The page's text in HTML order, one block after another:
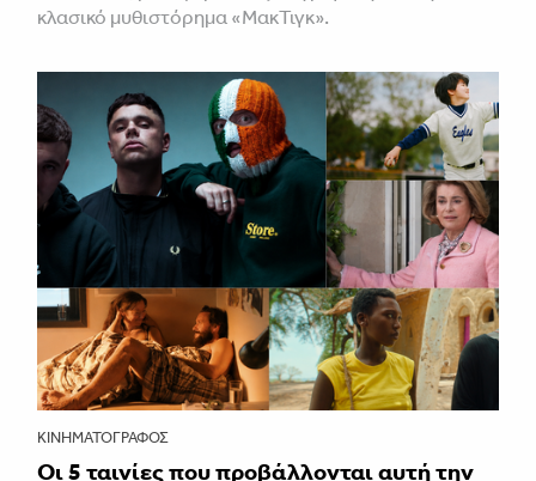
κλασικό μυθιστόρημα «ΜακΤιγκ».
ΚΙΝΗΜΑΤΟΓΡΆΦΟΣ
Οι 5 ταινίες που προβάλλονται αυτή την